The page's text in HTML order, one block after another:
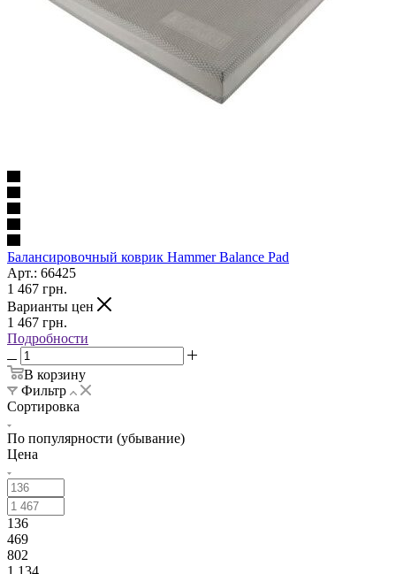
Балансировочный коврик Hammer Balance Pad
Арт.: 66425
1 467 грн.
Варианты цен
1 467 грн.
Подробности
В корзину
Фильтр
Сортировка
По популярности (убывание)
Цена
136
469
802
1 134